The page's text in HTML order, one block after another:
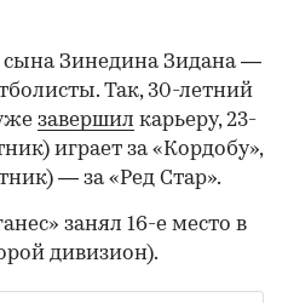
Зинедина Зидана —
Так, 30-летний
завершил карьеру, 23-
играет за «Кордобу»,
— за «Ред Стар».
занял 16-е место в
дивизион).